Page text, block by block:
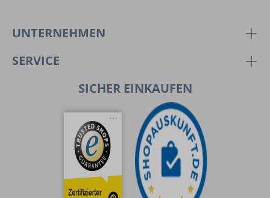
UNTERNEHMEN
SERVICE
SICHER EINKAUFEN